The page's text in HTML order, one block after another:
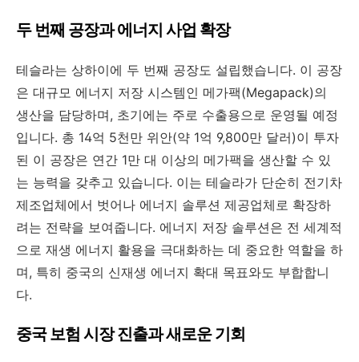
두 번째 공장과 에너지 사업 확장
테슬라는 상하이에 두 번째 공장도 설립했습니다. 이 공장
은 대규모 에너지 저장 시스템인 메가팩(Megapack)의
생산을 담당하며, 초기에는 주로 수출용으로 운영될 예정
입니다. 총 14억 5천만 위안(약 1억 9,800만 달러)이 투자
된 이 공장은 연간 1만 대 이상의 메가팩을 생산할 수 있
는 능력을 갖추고 있습니다. 이는 테슬라가 단순히 전기차
제조업체에서 벗어나 에너지 솔루션 제공업체로 확장하
려는 전략을 보여줍니다. 에너지 저장 솔루션은 전 세계적
으로 재생 에너지 활용을 극대화하는 데 중요한 역할을 하
며, 특히 중국의 신재생 에너지 확대 목표와도 부합합니
다.
중국 보험 시장 진출과 새로운 기회